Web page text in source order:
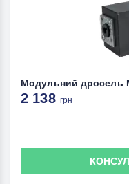
Модульний дросель
2 138 грн